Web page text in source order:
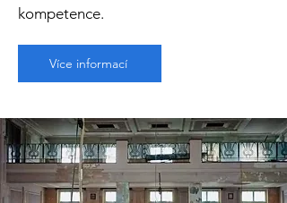
kompetence.
Více informací